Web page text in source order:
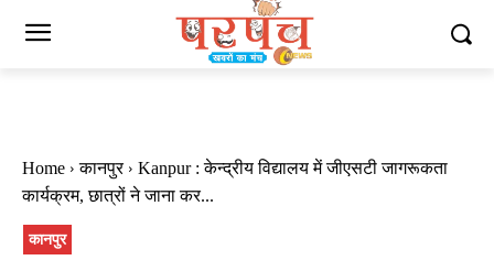
Home कानपुर
Kanpur : केन्द्रीय विद्यालय में जीएसटी जागरूकता
कार्यक्रम, छात्रों ने जाना कर...
कानपुर